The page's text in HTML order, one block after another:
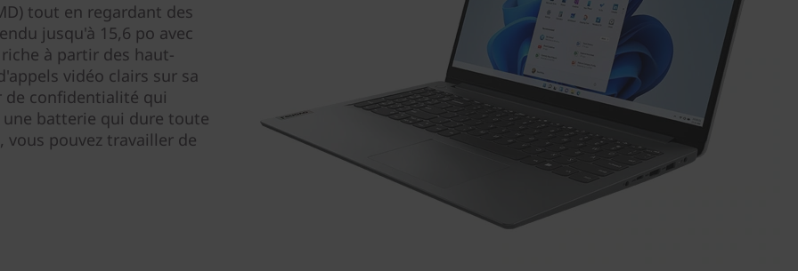
tout en regardant des
jusqu'à 15,6 po avec
à partir des haut-
vidéo clairs sur sa
de confidentialité qui
une batterie qui dure toute
pouvez travailler de